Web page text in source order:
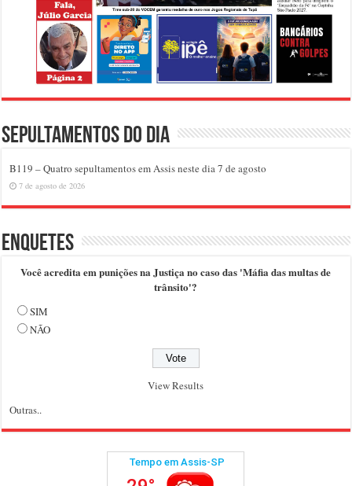
Sepultamentos do dia
B119 – Quatro sepultamentos em Assis neste dia 7 de agosto
7 de agosto de 2026
Enquetes
Você acredita em punições na Justiça no caso das 'Máfia das multas de
trânsito'?
SIM
NÃO
View Results
Outras..